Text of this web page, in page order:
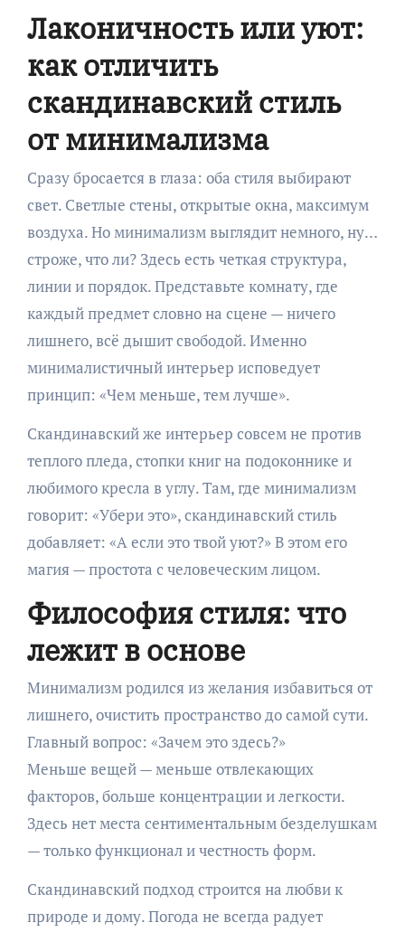
Лаконичность или уют:
как отличить
скандинавский стиль
от минимализма
Сразу бросается в глаза: оба стиля выбирают
свет. Светлые стены, открытые окна, максимум
воздуха. Но минимализм выглядит немного, ну…
строже, что ли? Здесь есть четкая структура,
линии и порядок. Представьте комнату, где
каждый предмет словно на сцене — ничего
лишнего, всё дышит свободой. Именно
минималистичный интерьер исповедует
принцип: «Чем меньше, тем лучше».
Скандинавский же интерьер совсем не против
теплого пледа, стопки книг на подоконнике и
любимого кресла в углу. Там, где минимализм
говорит: «Убери это», скандинавский стиль
добавляет: «А если это твой уют?» В этом его
магия — простота с человеческим лицом.
Философия стиля: что
лежит в основе
Минимализм родился из желания избавиться от
лишнего, очистить пространство до самой сути.
Главный вопрос: «Зачем это здесь?»
Меньше вещей — меньше отвлекающих
факторов, больше концентрации и легкости.
Здесь нет места сентиментальным безделушкам
— только функционал и честность форм.
Скандинавский подход строится на любви к
природе и дому. Погода не всегда радует